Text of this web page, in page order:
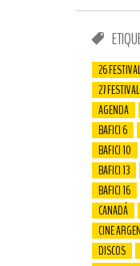
26
27
AGENDA
BAFICI 6
BAFICI 10
BAFICI 13
BAFICI 16
CANADÁ
CINE
DISCOS